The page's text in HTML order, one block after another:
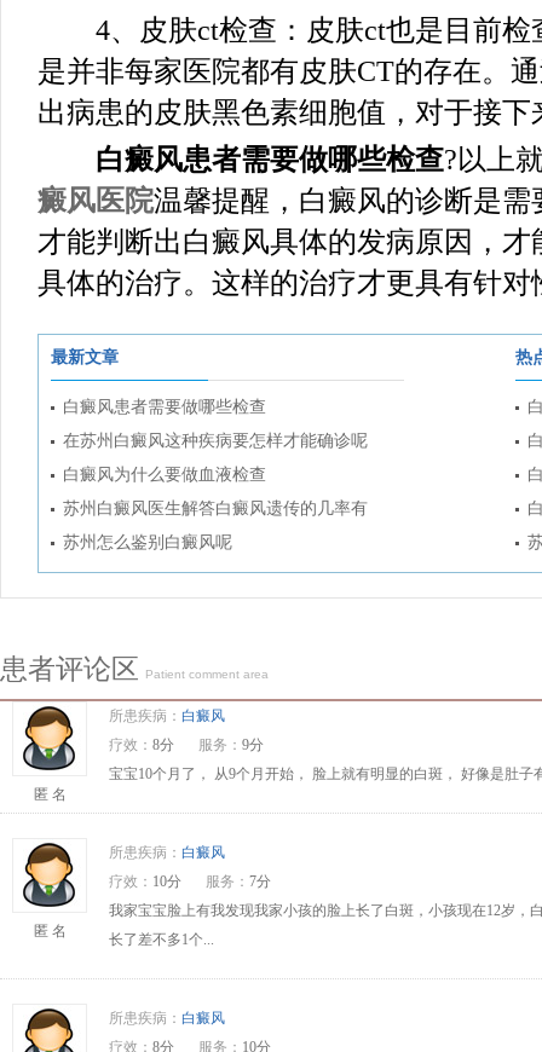
4、皮肤ct检查：皮肤ct也是目前检
是并非每家医院都有皮肤CT的存在。
出病患的皮肤黑色素细胞值，对于接
白癜风患者需要做哪些检查?以上
癜风医院温馨提醒，白癜风的诊断是
才能判断出白癜风具体的发病原因，
具体的治疗。这样的治疗才更具有针对
最新文章
白癜风患者需要做哪些检查
在苏州白癜风这种疾病要怎样才能确诊呢
白癜风为什么要做血液检查
苏州白癜风医生解答白癜风遗传的几率有
苏州怎么鉴别白癜风呢
热
患者评论区 Patient comment area
匿 名
所患疾病： 白癜风
疗效： 8分 服务： 9分
宝宝10个月了， 从9个月开始， 脸上就有明显的白斑， 好像是肚
匿 名
所患疾病： 白癜风
疗效： 10分 服务： 7分
我家宝宝脸上有我发现我家小孩的脸上长了白斑，小孩现在12岁
长了差不多1个...
所患疾病： 白癜风
疗效： 8分 服务： 10分